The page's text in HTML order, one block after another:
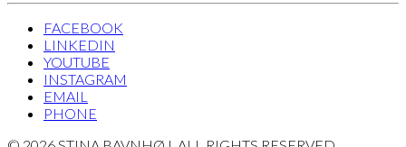
FACEBOOK
LINKEDIN
YOUTUBE
INSTAGRAM
EMAIL
PHONE